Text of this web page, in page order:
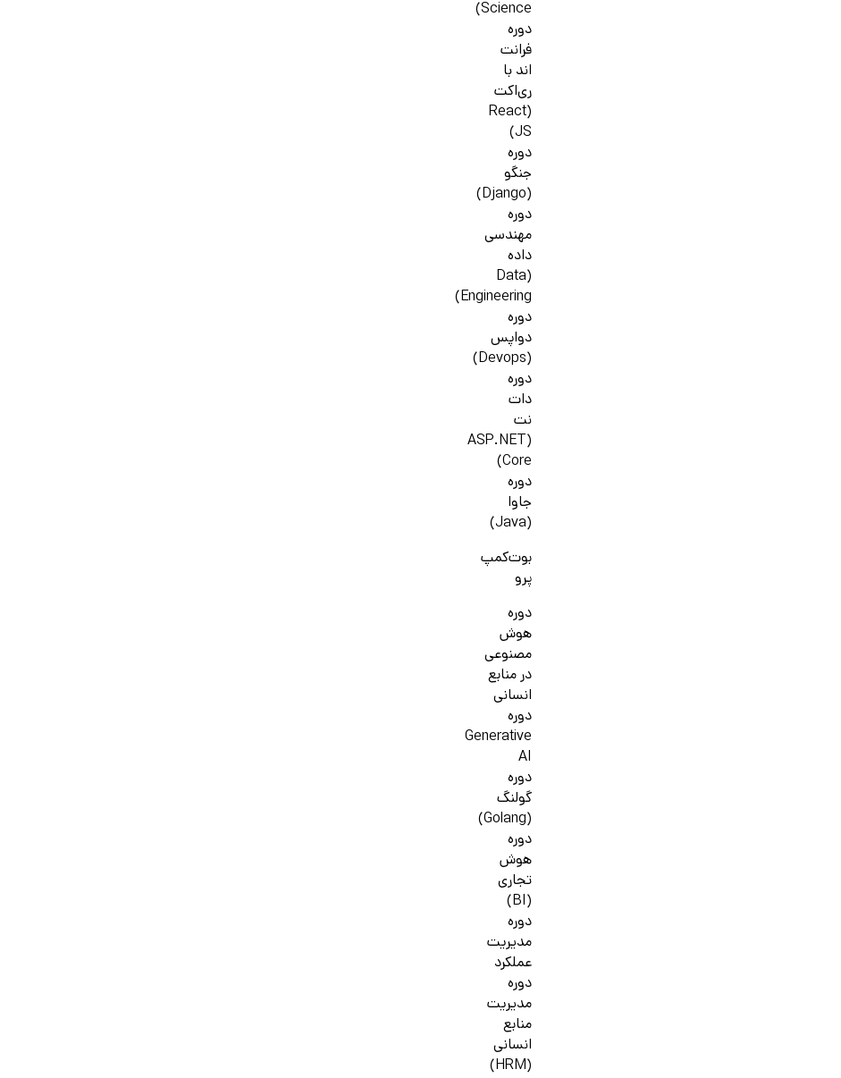
Science)
دوره
فرانت
اند با
ری‌اکت
(React
JS)
دوره
جنگو
(Django)
دوره
مهندسی
داده
(Data
Engineering)
دوره
دواپس
(Devops)
دوره
دات
نت
(ASP.NET
Core)
دوره
جاوا
(Java)
بوت‌کمپ
پرو
دوره
هوش
مصنوعی
در منابع
انسانی
دوره
Generative
AI
دوره
گولنگ
(Golang)
دوره
هوش
تجاری
(BI)
دوره
مدیریت
عملکرد
دوره
مدیریت
منابع
انسانی
(HRM)